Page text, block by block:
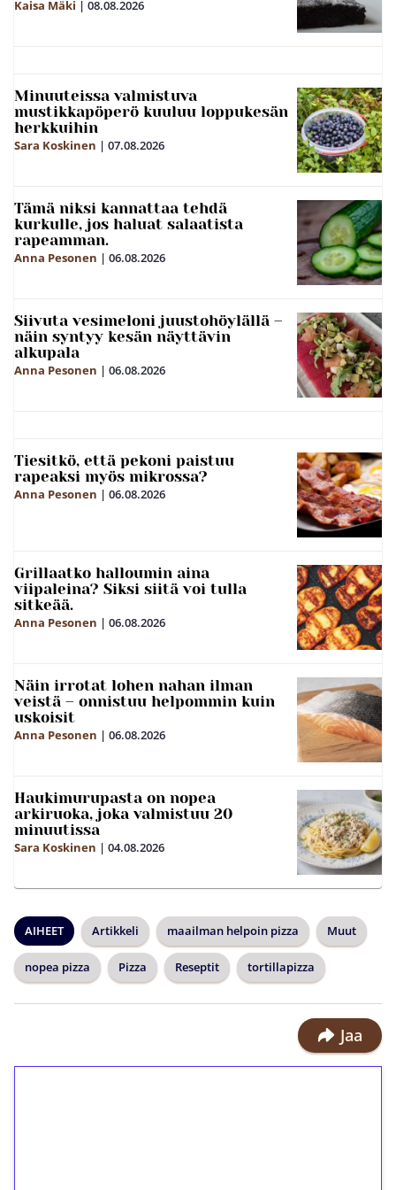
Kaisa Mäki | 08.08.2026
Minuuteissa valmistuva
mustikkapöperö kuuluu loppukesän
herkkuihin
Sara Koskinen | 07.08.2026
Tämä niksi kannattaa tehdä
kurkulle, jos haluat salaatista
rapeamman.
Anna Pesonen | 06.08.2026
Siivuta vesimeloni juustohöylällä –
näin syntyy kesän näyttävin
alkupala
Anna Pesonen | 06.08.2026
Tiesitkö, että pekoni paistuu
rapeaksi myös mikrossa?
Anna Pesonen | 06.08.2026
Grillaatko halloumin aina
viipaleina? Siksi siitä voi tulla
sitkeää.
Anna Pesonen | 06.08.2026
Näin irrotat lohen nahan ilman
veistä – onnistuu helpommin kuin
uskoisit
Anna Pesonen | 06.08.2026
Haukimurupasta on nopea
arkiruoka, joka valmistuu 20
minuutissa
Sara Koskinen | 04.08.2026
AIHEET Artikkeli maailman helpoin pizza Muut
nopea pizza Pizza Reseptit tortillapizza
Jaa